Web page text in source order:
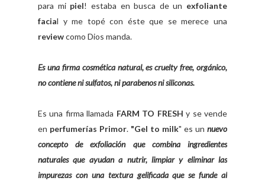
para mi piel! estaba en busca de un exfoliante
facial y me topé con éste que se merece una
reviewcomo Dios manda.
Es una firma cosmética natural, es cruelty free, orgánico,
no contiene ni sulfatos, ni parabenos ni siliconas.
Es una firma llamada FARM TO FRESH y se vende
en perfumerías Primor. "Gel to milk" es un nuevo
concepto de exfoliación que combina ingredientes
naturales que ayudan a nutrir, limpiar y eliminar las
impurezas con una textura gelificada que se funde al